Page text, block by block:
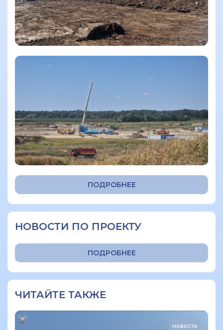
Смотреть еще
ПОДРОБНЕЕ
НОВОСТИ ПО ПРОЕКТУ
ПОДРОБНЕЕ
ЧИТАЙТЕ ТАКЖЕ
новость